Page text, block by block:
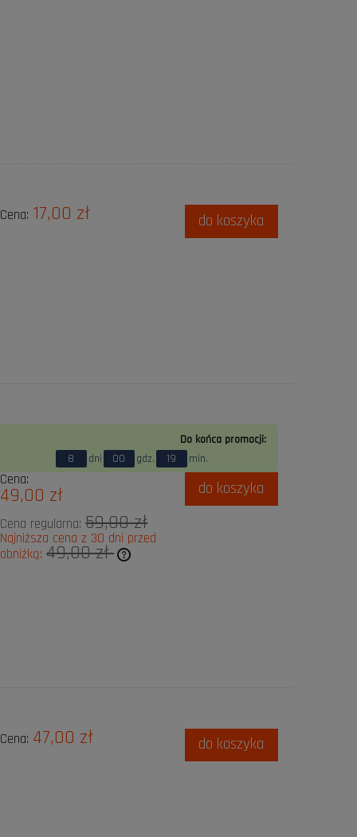
Cena: 17,00 zł do koszyka
Do końca promocji:
8
dni 00 gdz. 19 min.
Cena:
49,00 zł
Cena regularna:59,00 zł
Najniższa cena z 30 dni przed
obniżką:49,00 zł
krócej niż 30
najniższa cena od
pojawił się w
do koszyka
Cena: 47,00 zł do koszyka